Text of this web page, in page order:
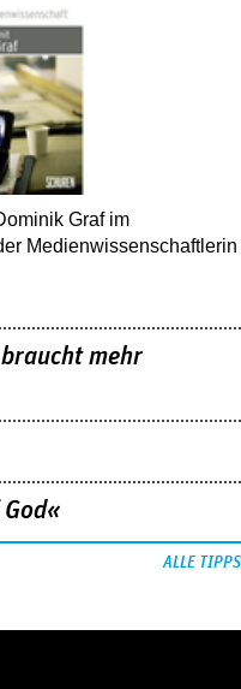
Graf im
Medienwissenschaftlerin
mehr
ALLE TIPPS